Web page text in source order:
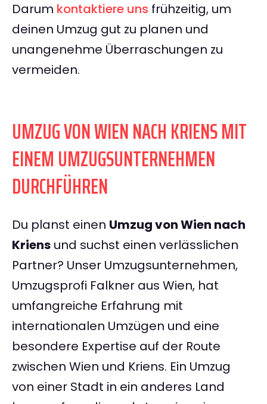
Darum kontaktiere uns frühzeitig, um
deinen Umzug gut zu planen und
unangenehme Überraschungen zu
vermeiden.
UMZUG VON WIEN NACH KRIENS MIT
EINEM UMZUGSUNTERNEHMEN
DURCHFÜHREN
Du planst einen Umzug von Wien nach
Kriens und suchst einen verlässlichen
Partner? Unser Umzugsunternehmen,
Umzugsprofi Falkner aus Wien, hat
umfangreiche Erfahrung mit
internationalen Umzügen und eine
besondere Expertise auf der Route
zwischen Wien und Kriens. Ein Umzug
von einer Stadt in ein anderes Land